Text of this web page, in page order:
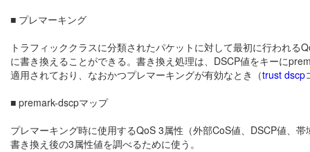
■ プレマーキング
トラフィッククラスに分類されたパケットに対して最初に行われ
に書き換えることができる。書き換え処理は、DSCP値をキーに
適用されており、なおかつプレマーキングが有効なとき（trust dscp
■ premark-dscpマップ
プレマーキング時に使用するQoS 3属性（外部CoS値、DSCP値、
書き換え後の3属性値を調べるために使う。